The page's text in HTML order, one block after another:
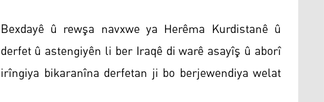
û rewşa navxwe ya Herêma Kurdistanê û
û astengiyên li ber Iraqê di warê asayîş û aborî
bikaranîna derfetan ji bo berjewendiya welat